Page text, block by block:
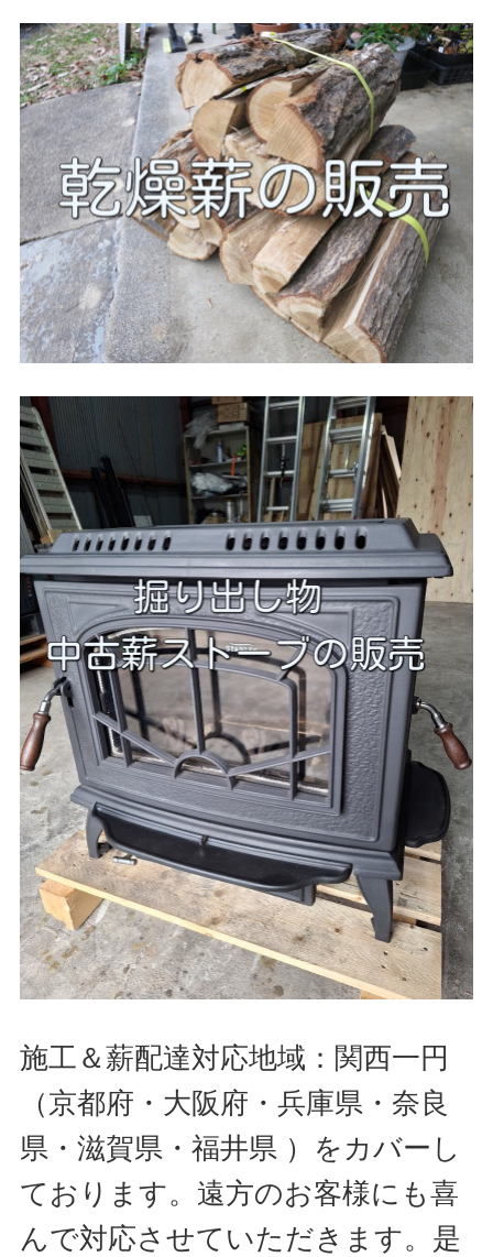
施工＆薪配達対応地域：関西一円
（京都府・大阪府・兵庫県・奈良
県・滋賀県・福井県 ）をカバーし
ております。遠方のお客様にも喜
んで対応させていただきます。是